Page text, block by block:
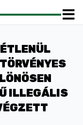
ILLEGÁLIS